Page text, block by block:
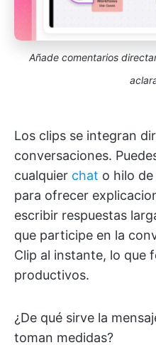
Añade comentarios
Los clips se integran
conversaciones.
cualquier chat o hilo
para ofrecer
escribir respuestas
que participe en la
Clip al instante, lo que
productivos.
¿De qué sirve la
toman medidas?